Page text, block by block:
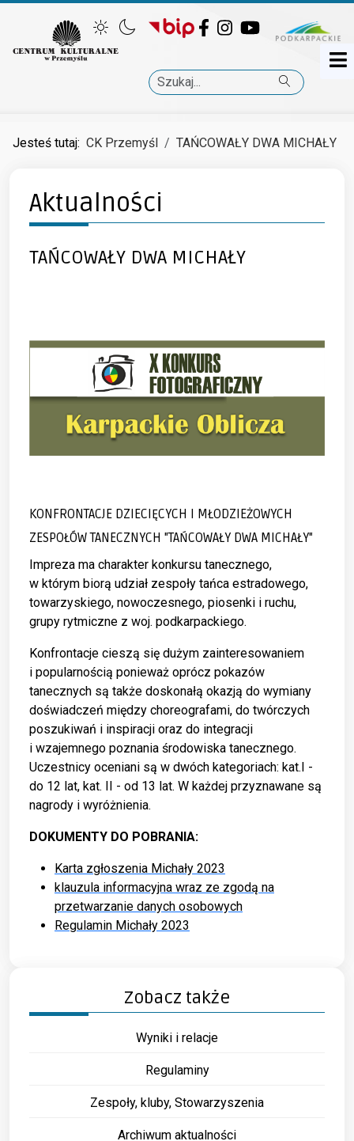
FacebookInstagramYouTube
Jesteś tutaj: CK Przemyśl TAŃCOWAŁY DWA MICHAŁY
Zobacz także
Wyniki i relacje
Regulaminy
Zespoły, kluby, Stowarzyszenia
Archiwum aktualności
Aktualności
TAŃCOWAŁY DWA MICHAŁY
KONFRONTACJE DZIECIĘCYCH I MŁODZIEŻOWYCH
ZESPOŁÓW TANECZNYCH "TAŃCOWAŁY DWA MICHAŁY"
Impreza ma charakter konkursu tanecznego,
w którym biorą udział zespoły tańca estradowego,
towarzyskiego, nowoczesnego, piosenki i ruchu,
grupy rytmiczne z woj. podkarpackiego.
Konfrontacje cieszą się dużym zainteresowaniem
i popularnością ponieważ oprócz pokazów
tanecznych są także doskonałą okazją do wymiany
doświadczeń między choreografami, do twórczych
poszukiwań i inspiracji oraz do integracji
i wzajemnego poznania środowiska tanecznego.
Uczestnicy oceniani są w dwóch kategoriach: kat.I -
do 12 lat, kat. II - od 13 lat. W każdej przyznawane są
nagrody i wyróżnienia.
DOKUMENTY DO POBRANIA:
Karta zgłoszenia Michały 2023
klauzula informacyjna wraz ze zgodą na
przetwarzanie danych osobowych
Regulamin Michały 2023